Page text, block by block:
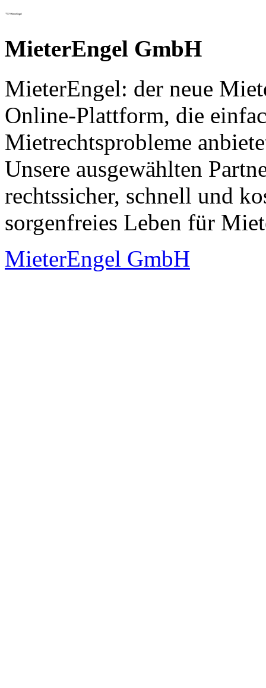
MieterEngel GmbH
MieterEngel: der neue
Online-Plattform, die
Mietrechtsprobleme
Unsere ausgewählten
rechtssicher, schnell und
sorgenfreies Leben für
MieterEngel GmbH